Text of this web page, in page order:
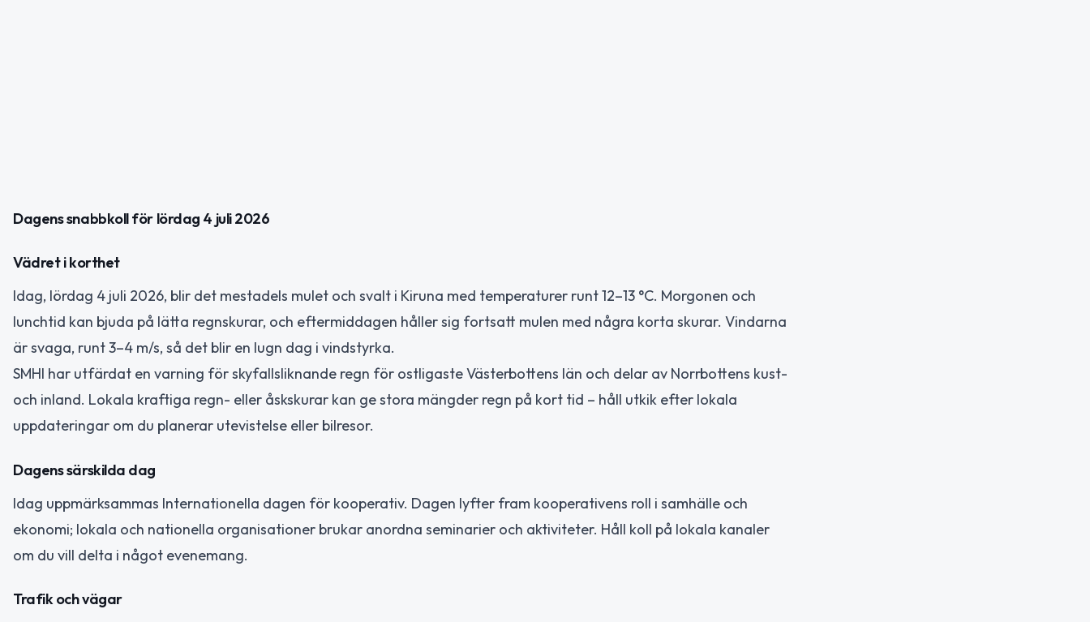
Dagens snabbkoll för lördag 4 juli 2026
Vädret i korthet
Idag, lördag 4 juli 2026, blir det mestadels mulet och svalt i Kiruna med temperaturer runt 12–13 °C. Morgonen och
lunchtid kan bjuda på lätta regnskurar, och eftermiddagen håller sig fortsatt mulen med några korta skurar. Vindarna
är svaga, runt 3–4 m/s, så det blir en lugn dag i vindstyrka.
SMHI har utfärdat en varning för skyfallsliknande regn för ostligaste Västerbottens län och delar av Norrbottens kust-
och inland. Lokala kraftiga regn- eller åskskurar kan ge stora mängder regn på kort tid – håll utkik efter lokala
uppdateringar om du planerar utevistelse eller bilresor.
Dagens särskilda dag
Idag uppmärksammas Internationella dagen för kooperativ. Dagen lyfter fram kooperativens roll i samhälle och
ekonomi; lokala och nationella organisationer brukar anordna seminarier och aktiviteter. Håll koll på lokala kanaler
om du vill delta i något evenemang.
Trafik och vägar